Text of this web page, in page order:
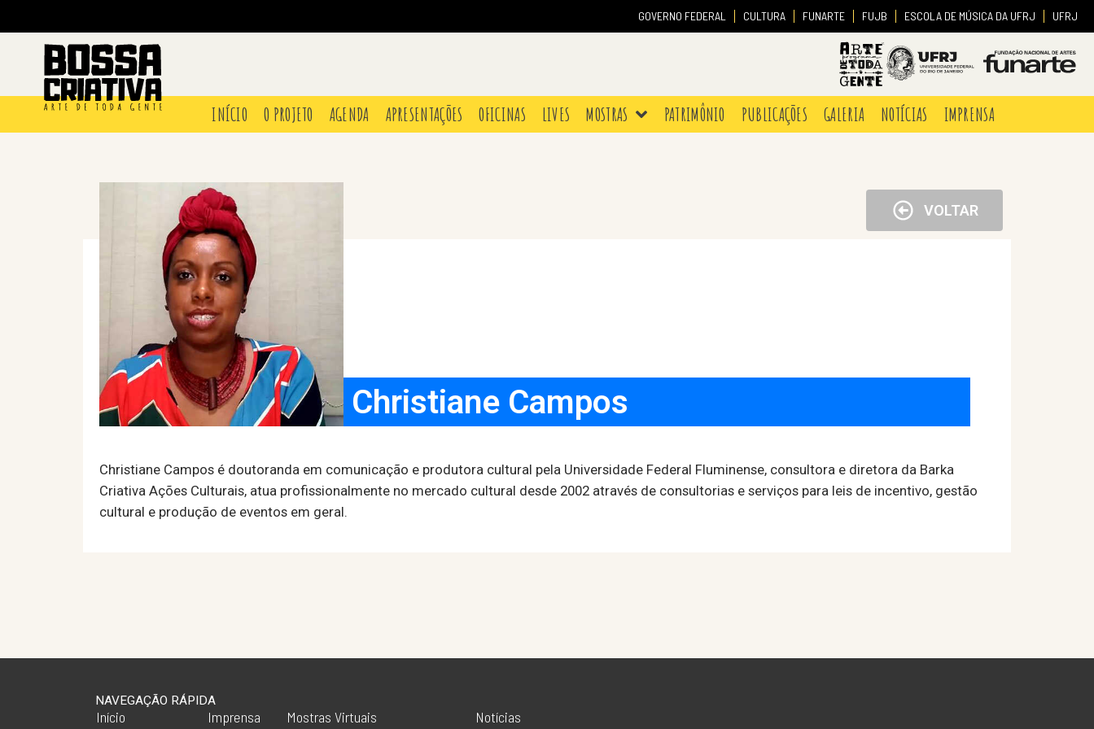
GOVERNO FEDERAL CULTURA FUNARTE FUJB ESCOLA DE MÚSICA DA UFRJ UFRJ
INÍCIO O PROJETO AGENDA APRESENTAÇÕES OFICINAS LIVES MOSTRAS PATRIMÔNIO PUBLICAÇÕES GALERIA NOTÍCIAS IMPRENSA
VOLTAR
Christiane Campos
Christiane Campos é doutoranda em comunicação e produtora cultural pela Universidade Federal Fluminense, consultora e diretora da Barka
Criativa Ações Culturais, atua profissionalmente no mercado cultural desde 2002 através de consultorias e serviços para leis de incentivo, gestão
cultural e produção de eventos em geral.
Início
Imprensa
Mostras Virtuais
Notícias
NAVEGAÇÃO RÁPIDA